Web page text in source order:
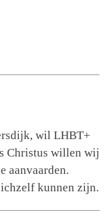
wil LHBT+
Christus willen wij
aanvaarden.
kunnen zijn.